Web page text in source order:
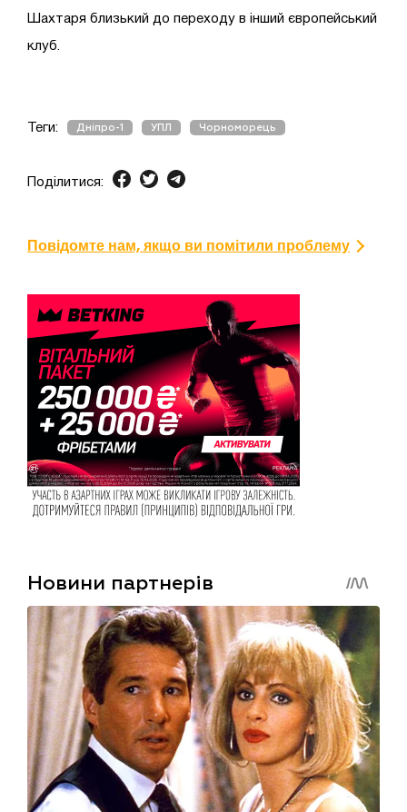
Шахтаря близький до переходу в інший європейський
клуб.
Теги: Дніпро-1 УПЛ Чорноморець
Поділитися:
Повідомте нам, якщо ви помітили проблему